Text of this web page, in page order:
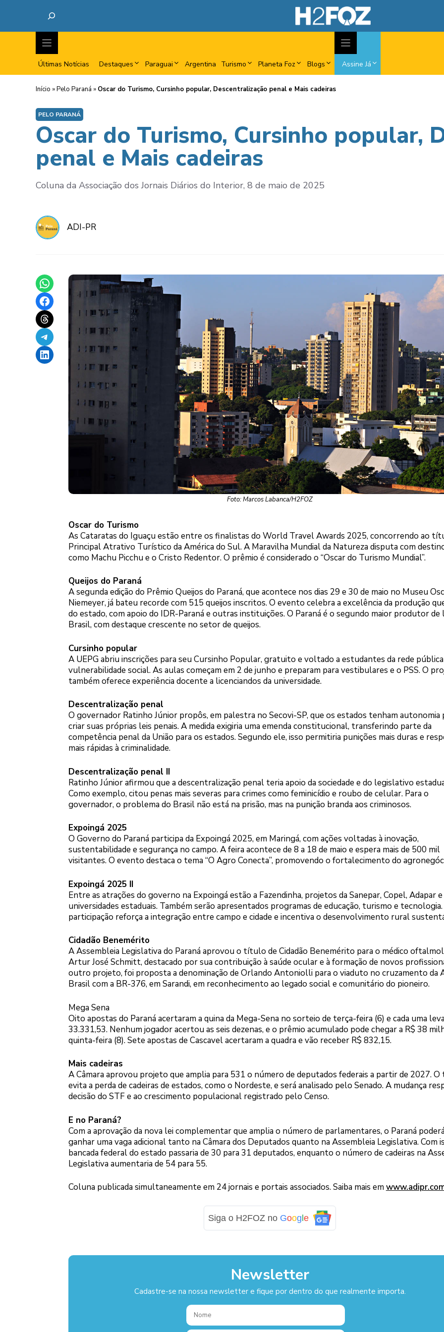
Últimas Notícias Destaques Paraguai Argentina Turismo Planeta Foz Blogs Assine Já
Início »Pelo Paraná » Oscar do Turismo, Cursinho popular, Descentralização penal e Mais cadeiras
PELO PARANÁ
Oscar do Turismo, Cursinho popular,
penal e Mais cadeiras
Coluna da Associação dos Jornais Diários do Interior, 8 de maio de 2025
ADI-PR
Share on WhatsApp
Share on Facebook
Share on Threads
Share on Telegram
Share on LinkedIn
Foto: Marcos Labanca/H2FOZ
Oscar do Turismo
As Cataratas do Iguaçu estão entre os finalistas do World Travel Awards 2025, concorrendo ao
Principal Atrativo Turístico da América do Sul. A Maravilha Mundial da Natureza disputa com
como Machu Picchu e o Cristo Redentor. O prêmio é considerado o “Oscar do Turismo Mundial”.
Queijos do Paraná
A segunda edição do Prêmio Queijos do Paraná, que acontece nos dias 29 e 30 de maio no Museu
Niemeyer, já bateu recorde com 515 queijos inscritos. O evento celebra a excelência da produção
do estado, com apoio do IDR-Paraná e outras instituições. O Paraná é o segundo maior produtor de
Brasil, com destaque crescente no setor de queijos.
Cursinho popular
A UEPG abriu inscrições para seu Cursinho Popular, gratuito e voltado a estudantes da rede
vulnerabilidade social. As aulas começam em 2 de junho e preparam para vestibulares e o PSS. O
também oferece experiência docente a licenciandos da universidade.
Descentralização penal
O governador Ratinho Júnior propôs, em palestra no Secovi-SP, que os estados tenham autonomia
criar suas próprias leis penais. A medida exigiria uma emenda constitucional, transferindo parte da
competência penal da União para os estados. Segundo ele, isso permitiria punições mais duras e
mais rápidas à criminalidade.
Descentralização penal II
Ratinho Júnior afirmou que a descentralização penal teria apoio da sociedade e do legislativo
Como exemplo, citou penas mais severas para crimes como feminicídio e roubo de celular. Para o
governador, o problema do Brasil não está na prisão, mas na punição branda aos criminosos.
Expoingá 2025
O Governo do Paraná participa da Expoingá 2025, em Maringá, com ações voltadas à inovação,
sustentabilidade e segurança no campo. A feira acontece de 8 a 18 de maio e espera mais de 500 mil
visitantes. O evento destaca o tema “O Agro Conecta”, promovendo o fortalecimento do
Expoingá 2025 II
Entre as atrações do governo na Expoingá estão a Fazendinha, projetos da Sanepar, Copel, Adapar e
universidades estaduais. Também serão apresentados programas de educação, turismo e
participação reforça a integração entre campo e cidade e incentiva o desenvolvimento rural
Cidadão Benemérito
A Assembleia Legislativa do Paraná aprovou o título de Cidadão Benemérito para o médico
Artur José Schmitt, destacado por sua contribuição à saúde ocular e à formação de novos
outro projeto, foi proposta a denominação de Orlando Antoniolli para o viaduto no cruzamento da
Brasil com a BR-376, em Sarandi, em reconhecimento ao legado social e comunitário do pioneiro.
Mega Sena
Oito apostas do Paraná acertaram a quina da Mega-Sena no sorteio de terça-feira (6) e cada uma
33.331,53. Nenhum jogador acertou as seis dezenas, e o prêmio acumulado pode chegar a R$ 38
quinta-feira (8). Sete apostas de Cascavel acertaram a quadra e vão receber R$ 832,15.
Mais cadeiras
A Câmara aprovou projeto que amplia para 531 o número de deputados federais a partir de 2027.
evita a perda de cadeiras de estados, como o Nordeste, e será analisado pelo Senado. A mudança
decisão do STF e ao crescimento populacional registrado pelo Censo.
E no Paraná?
Com a aprovação da nova lei complementar que amplia o número de parlamentares, o Paraná
ganhar uma vaga adicional tanto na Câmara dos Deputados quanto na Assembleia Legislativa. Com
bancada federal do estado passaria de 30 para 31 deputados, enquanto o número de cadeiras na
Legislativa aumentaria de 54 para 55.
Coluna publicada simultaneamente em 24 jornais e portais associados. Saiba mais em
Siga o H2FOZ no Google
Newsletter
Cadastre-se na nossa newsletter e fique por dentro do que realmente importa.